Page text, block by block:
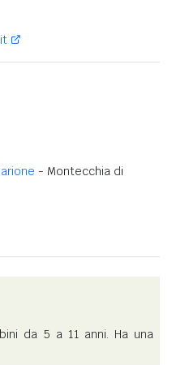
- Montecchia di
da 5 a 11 anni. Ha una